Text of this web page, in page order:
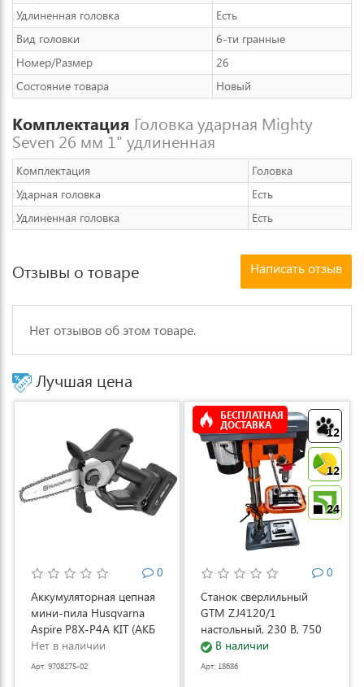
Удлиненная головка
Есть
Вид головки
6-ти гранные
Номер/Размер
26
Состояние товара
Новый
Комплектация Головка ударная Mighty
Seven 26 мм 1" удлиненная
Комплектация
Головка
Ударная головка
Есть
Удлиненная головка
Есть
Отзывы о товаре Написать отзыв
Нет отзывов об этом товаре.
Лучшая цена
0
Аккумуляторная цепная
мини-пила Husqvarna
Aspire P8X-P4A KIT (АКБ
и ЗУ) (9708275-02)
Нет в наличии
Арт: 9708275-02
12
12
24
БЕСПЛАТНАЯ
ДОСТАВКА
0
Станок сверлильный
GTM ZJ4120/1
настольный, 230 В, 750
Вт (ZJ4120/1)
В наличии
Арт: 18686